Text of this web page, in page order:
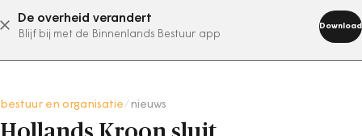
De overheid verandert
Blijf bij met de Binnenlands Bestuur app
Download
abonneer nu
bestuur en organisatie nieuws